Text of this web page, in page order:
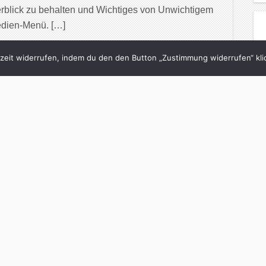
zu behalten und Wichtiges von Unwichtigem
Menü. […]
Reading
widerrufen, indem du den den Button „Zustimmung widerrufen“